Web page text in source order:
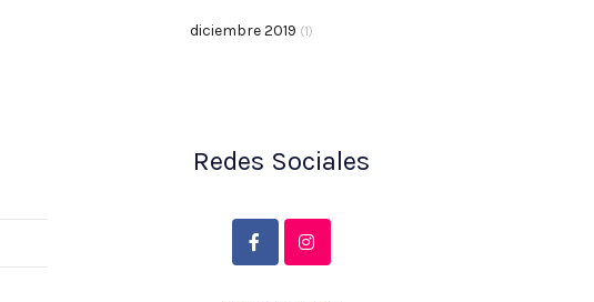
diciembre 2019 (1)
Redes Sociales